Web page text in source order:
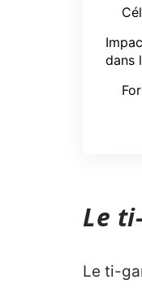
dans
Le
Le ti-